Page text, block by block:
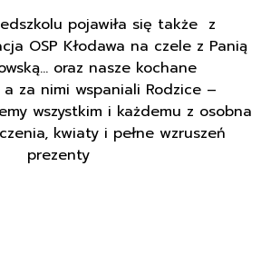
pojawiła się także z
OSP Kłodawa na czele z Panią
oraz nasze kochane
a za nimi wspaniali Rodzice –
wszystkim i każdemu z osobna
kwiaty i pełne wzruszeń
prezenty